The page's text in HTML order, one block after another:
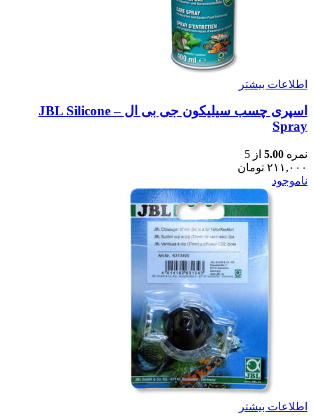
اطلاعات بیشتر
اسپری چسب سیلیکون جی بی ال – JBL Silicone
Spray
نمره 5.00 از 5
۲۱۱,۰۰۰ تومان
ناموجود
اطلاعات بیشتر